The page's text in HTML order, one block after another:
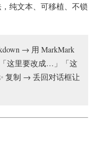
纯文本、可移植、不锁
→ 用 MarkMark
这里要改成…」「这
复制 → 丢回对话框让